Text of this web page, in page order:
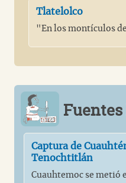
Tlatelolco
"En los montículos
Captura de
Tenochtitlán
Cuauhtemoc se metió